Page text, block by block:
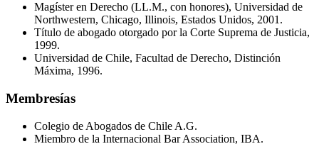
Magíster en Derecho (LL.M., con honores), Universidad de
Northwestern, Chicago, Illinois, Estados Unidos, 2001.
Título de abogado otorgado por la Corte Suprema de Justicia,
1999.
Universidad de Chile, Facultad de Derecho, Distinción
Máxima, 1996.
Membresías
Colegio de Abogados de Chile A.G.
Miembro de la Internacional Bar Association, IBA.